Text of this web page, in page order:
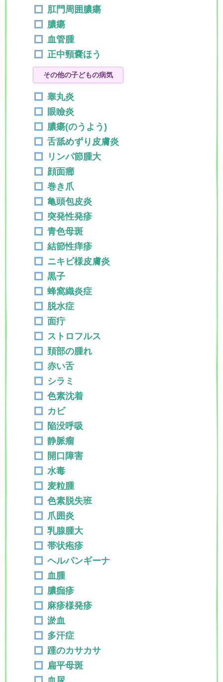
肛門周囲膿瘍
膿瘍
血管腫
正中頸嚢ほう
その他の子どもの病気
睾丸炎
眼瞼炎
膿瘍(のうよう)
舌舐めずり皮膚炎
リンパ節腫大
顔面癤
巻き爪
亀頭包皮炎
突発性発疹
青色母斑
結節性痒疹
ニキビ様皮膚炎
黒子
蜂窩織炎症
脱水症
面疔
ストロフルス
頚部の腫れ
赤い舌
シラミ
色素沈着
カビ
陥没呼吸
静脈瘤
開口障害
水毒
麦粒腫
色素脱失班
爪囲炎
乳腺腫大
帯状疱疹
ヘルパンギーナ
血腫
膿痂疹
麻疹様発疹
淤血
多汗症
踵のカサカサ
扁平母斑